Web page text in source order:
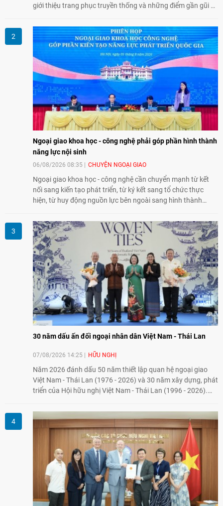
giới thiệu trang phục truyền thống và những điểm gần gũi về
giao lưu nhân dân trong chặng đường nửa thế kỷ quan hệ
song phương.
Ngoại giao khoa học - công nghệ phải góp phần hình thành
năng lực nội sinh
06/08/2026 08:35 CHUYỆN NGOẠI GIAO
Ngoại giao khoa học - công nghệ cần chuyển mạnh từ kết
nối sang kiến tạo phát triển, từ ký kết sang tổ chức thực
hiện, từ huy động nguồn lực bên ngoài sang hình thành
nghệ, đổi mới sáng tạo và chuyển đổi số trở thành động lực
phát triển đất nước.
30 năm dấu ấn đối ngoại nhân dân Việt Nam - Thái Lan
07/08/2026 14:25 HỮU NGHỊ
Năm 2026 đánh dấu 50 năm thiết lập quan hệ ngoại giao
Việt Nam - Thái Lan (1976 - 2026) và 30 năm xây dựng, phát
triển của Hội hữu nghị Việt Nam - Thái Lan (1996 - 2026).
tình hữu nghị, đồng thời từng bước mở rộng hoạt động từ
giao lưu truyền thống sang kết nối địa phương, doanh
nghiệp, giáo dục, văn hóa và thế hệ trẻ, góp phần tăng
cường sự hiểu biết và hợp tác giữa nhân dân hai nước.